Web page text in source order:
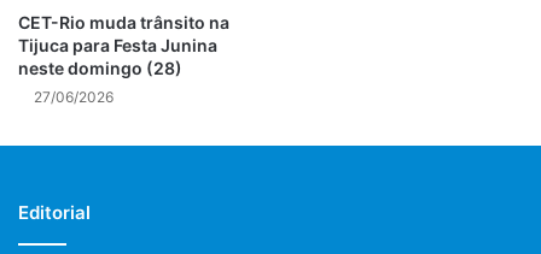
CET-Rio muda trânsito na
Tijuca para Festa Junina
neste domingo (28)
27/06/2026
Editorial